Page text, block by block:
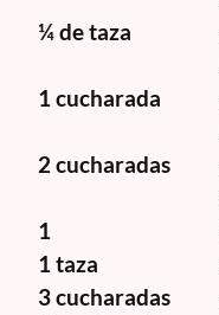
¼ de taza
1 cucharada
2 cucharadas
1
1 taza
3 cucharadas